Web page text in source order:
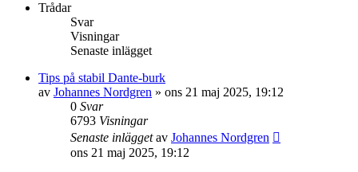
Trådar
Svar
Visningar
Senaste inlägget
Tips på stabil Dante-burk
av Johannes Nordgren » ons 21 maj 2025, 19:12
0 Svar
6793 Visningar
Senaste inläggetav Johannes Nordgren
ons 21 maj 2025, 19:12